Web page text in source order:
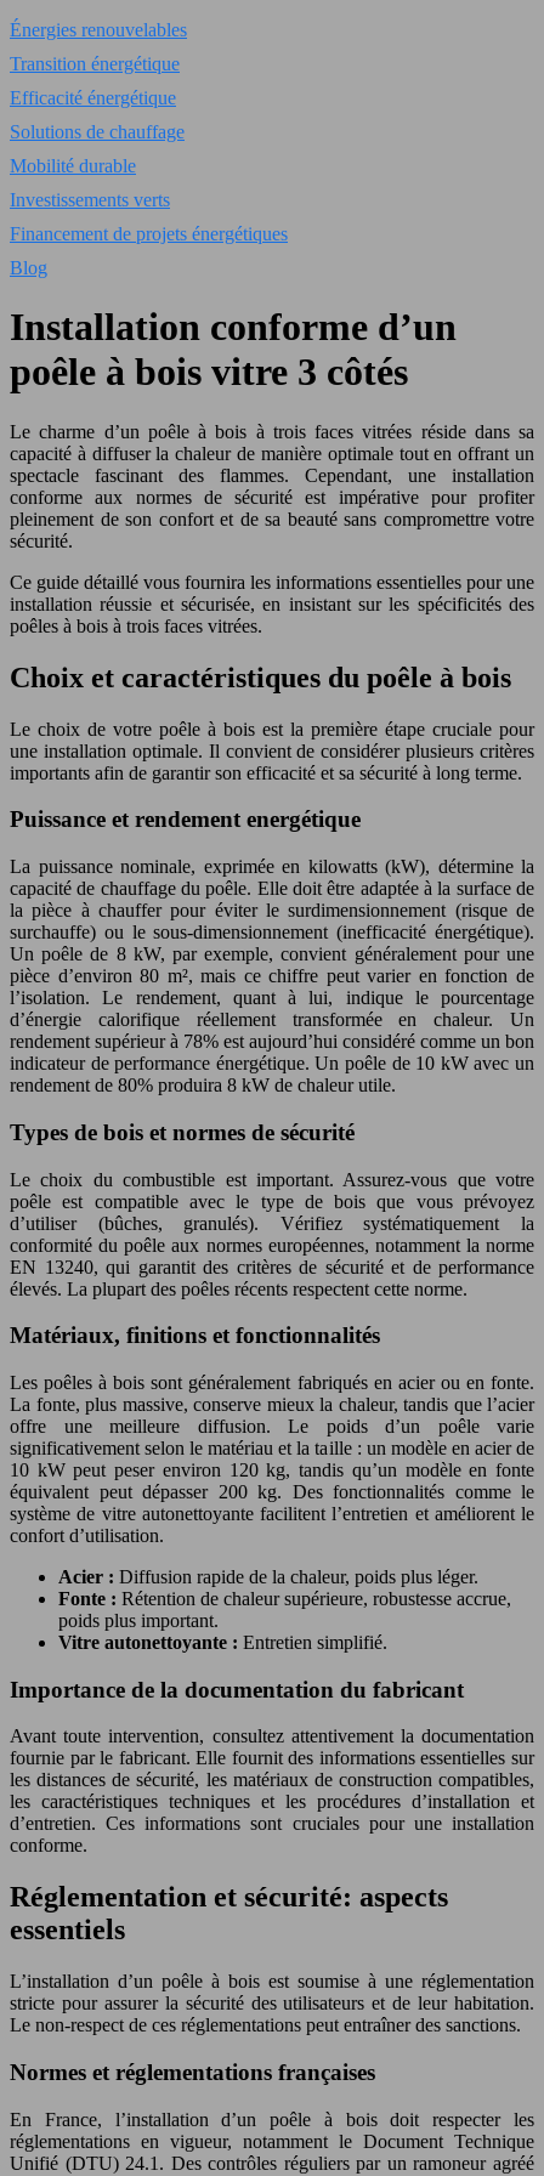
Énergies renouvelables
Transition énergétique
Efficacité énergétique
Solutions de chauffage
Mobilité durable
Investissements verts
Financement de projets énergétiques
Blog
Installation conforme d’un
poêle à bois vitre 3 côtés
Le charme d’un poêle à bois à trois faces vitrées réside dans sa
capacité à diffuser la chaleur de manière optimale tout en offrant un
spectacle fascinant des flammes. Cependant, une installation
conforme aux normes de sécurité est impérative pour profiter
pleinement de son confort et de sa beauté sans compromettre votre
sécurité.
Ce guide détaillé vous fournira les informations essentielles pour une
installation réussie et sécurisée, en insistant sur les spécificités des
poêles à bois à trois faces vitrées.
Choix et caractéristiques du poêle à bois
Le choix de votre poêle à bois est la première étape cruciale pour
une installation optimale. Il convient de considérer plusieurs critères
importants afin de garantir son efficacité et sa sécurité à long terme.
Puissance et rendement energétique
La puissance nominale, exprimée en kilowatts (kW), détermine la
capacité de chauffage du poêle. Elle doit être adaptée à la surface de
la pièce à chauffer pour éviter le surdimensionnement (risque de
surchauffe) ou le sous-dimensionnement (inefficacité énergétique).
Un poêle de 8 kW, par exemple, convient généralement pour une
pièce d’environ 80 m², mais ce chiffre peut varier en fonction de
l’isolation. Le rendement, quant à lui, indique le pourcentage
d’énergie calorifique réellement transformée en chaleur. Un
rendement supérieur à 78% est aujourd’hui considéré comme un bon
indicateur de performance énergétique. Un poêle de 10 kW avec un
rendement de 80% produira 8 kW de chaleur utile.
Types de bois et normes de sécurité
Le choix du combustible est important. Assurez-vous que votre
poêle est compatible avec le type de bois que vous prévoyez
d’utiliser (bûches, granulés). Vérifiez systématiquement la
conformité du poêle aux normes européennes, notamment la norme
EN 13240, qui garantit des critères de sécurité et de performance
élevés. La plupart des poêles récents respectent cette norme.
Matériaux, finitions et fonctionnalités
Les poêles à bois sont généralement fabriqués en acier ou en fonte.
La fonte, plus massive, conserve mieux la chaleur, tandis que l’acier
offre une meilleure diffusion. Le poids d’un poêle varie
significativement selon le matériau et la taille : un modèle en acier de
10 kW peut peser environ 120 kg, tandis qu’un modèle en fonte
équivalent peut dépasser 200 kg. Des fonctionnalités comme le
système de vitre autonettoyante facilitent l’entretien et améliorent le
confort d’utilisation.
Acier : Diffusion rapide de la chaleur, poids plus léger.
Fonte : Rétention de chaleur supérieure, robustesse accrue,
poids plus important.
Vitre autonettoyante : Entretien simplifié.
Importance de la documentation du fabricant
Avant toute intervention, consultez attentivement la documentation
fournie par le fabricant. Elle fournit des informations essentielles sur
les distances de sécurité, les matériaux de construction compatibles,
les caractéristiques techniques et les procédures d’installation et
d’entretien. Ces informations sont cruciales pour une installation
conforme.
Réglementation et sécurité: aspects
essentiels
L’installation d’un poêle à bois est soumise à une réglementation
stricte pour assurer la sécurité des utilisateurs et de leur habitation.
Le non-respect de ces réglementations peut entraîner des sanctions.
Normes et réglementations françaises
En France, l’installation d’un poêle à bois doit respecter les
réglementations en vigueur, notamment le Document Technique
Unifié (DTU) 24.1. Des contrôles réguliers par un ramoneur agréé